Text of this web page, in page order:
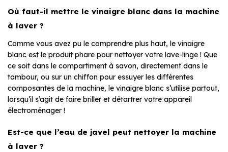
Où faut-il mettre le vinaigre blanc dans la machine
à laver ?
Comme vous avez pu le comprendre plus haut, le vinaigre
blanc est le produit phare pour nettoyer votre lave-linge ! Que
ce soit dans le compartiment à savon, directement dans le
tambour, ou sur un chiffon pour essuyer les différentes
composantes de la machine, le vinaigre blanc s’utilise partout,
lorsqu’il s’agit de faire briller et détartrer votre appareil
électroménager !
Est-ce que l’eau de javel peut nettoyer la machine
à laver ?